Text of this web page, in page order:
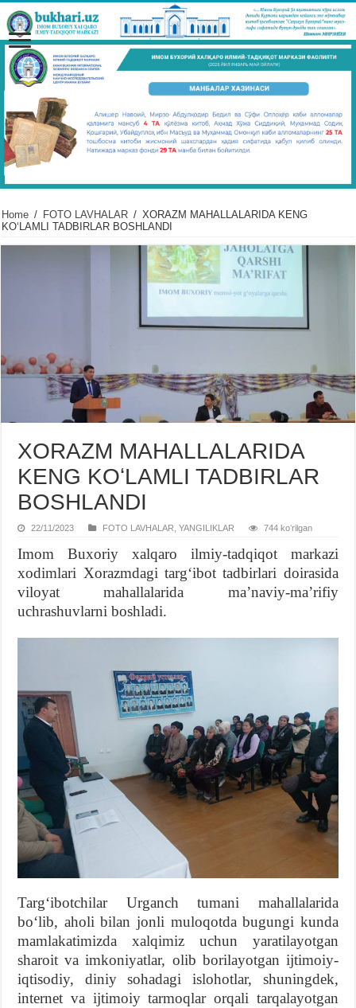
Home / FOTO LAVHALAR / XORAZM MAHALLALARIDA KЕNG
KOʻLAMLI TADBIRLAR BOSHLANDI
XORAZM MAHALLALARIDA
KЕNG KOʻLAMLI TADBIRLAR
BOSHLANDI
22/11/2023 FOTO LAVHALAR ,YANGILIKLAR 744 koʻrilgan
Imom Buxoriy xalqaro ilmiy-tadqiqot markazi
xodimlari Xorazmdagi targʻibot tadbirlari doirasida
viloyat mahallalarida maʼnaviy-maʼrifiy
uchrashuvlarni boshladi.
Targʻibotchilar Urganch tumani mahallalarida
boʻlib, aholi bilan jonli muloqotda bugungi kunda
mamlakatimizda xalqimiz uchun yaratilayotgan
sharoit va imkoniyatlar, olib borilayotgan ijtimoiy-
iqtisodiy, diniy sohadagi islohotlar, shuningdek,
internet va ijtimoiy tarmoqlar orqali tarqalayotgan